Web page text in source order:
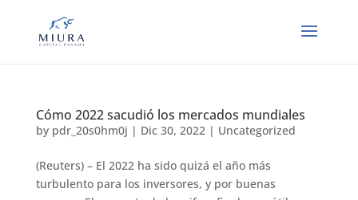
Cómo 2022 sacudió los mercados mundiales
by pdr_20s0hm0j | Dic 30, 2022| Uncategorized
(Reuters) – El 2022 ha sido quizá el año más
turbulento para los inversores, y por buenas